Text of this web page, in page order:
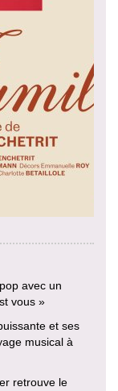
avec un
vous »
et ses
musical à
retrouve le